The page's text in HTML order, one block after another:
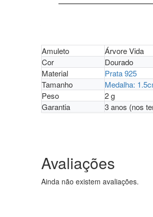
Amuleto
Árvore Vida
Cor
Dourado
Material
Prata 925
Tamanho
Medalha:
Peso
2 g
Garantia
3 anos (nos
Avaliações
Ainda não existem avaliações.